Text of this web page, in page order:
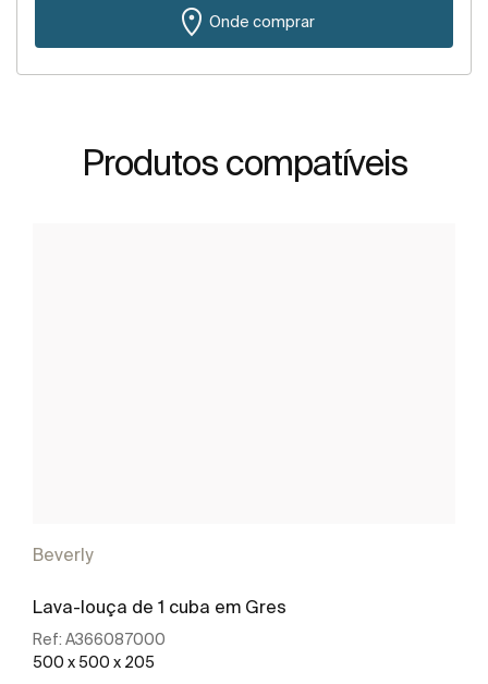
Onde comprar
Produtos compatíveis
Beverly
Lava-louça de 1 cuba em Gres
Ref: A366087000
500 x 500 x 205